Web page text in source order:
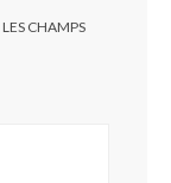
LES CHAMPS